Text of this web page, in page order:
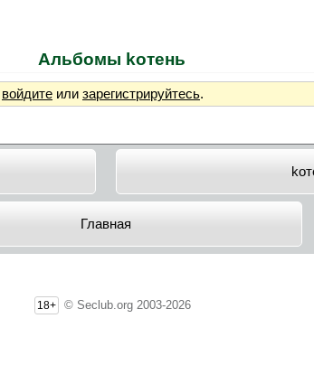
Альбомы koтeнь
войдите или зарегистрируйтесь.
Главная
18+ © Seclub.org 2003-2026